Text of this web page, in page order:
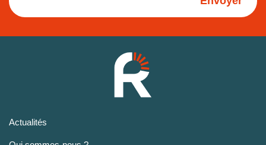
Actualités